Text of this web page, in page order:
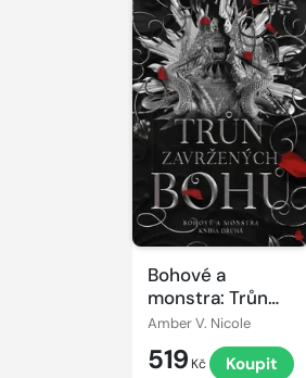
Bohové a
monstra: Trůn
zavržených bohů
Amber V. Nicole
519 Kč Koupit